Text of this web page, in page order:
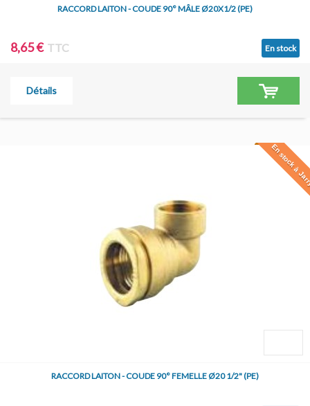
RACCORD LAITON - COUDE 90° MÂLE Ø20X1/2 (PE)
8,65 € TTC En stock
Détails
En stock à
RACCORD LAITON - COUDE 90° FEMELLE Ø20 1/2" (PE)